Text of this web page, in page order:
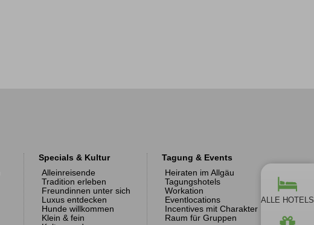
ALLE HOTELS
Specials & Kultur
Alleinreisende
Tradition erleben
Freundinnen unter sich
Luxus entdecken
Hunde willkommen
Klein & fein
Tagung & Events
Heiraten im Allgäu
Tagungshotels
Workation
Eventlocations
Incentives mit Charakter
Raum für Gruppen